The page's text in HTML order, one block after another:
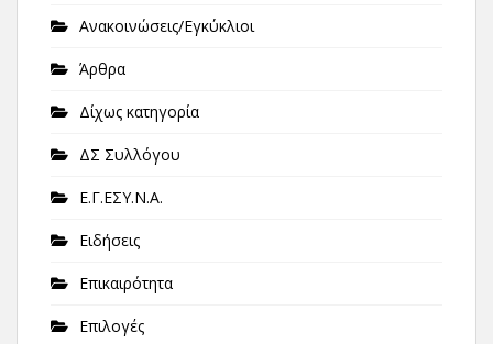
Ανακοινώσεις/Εγκύκλιοι
Άρθρα
Δίχως κατηγορία
ΔΣ Συλλόγου
Ε.Γ.ΕΣΥ.Ν.Α.
Ειδήσεις
Επικαιρότητα
Επιλογές